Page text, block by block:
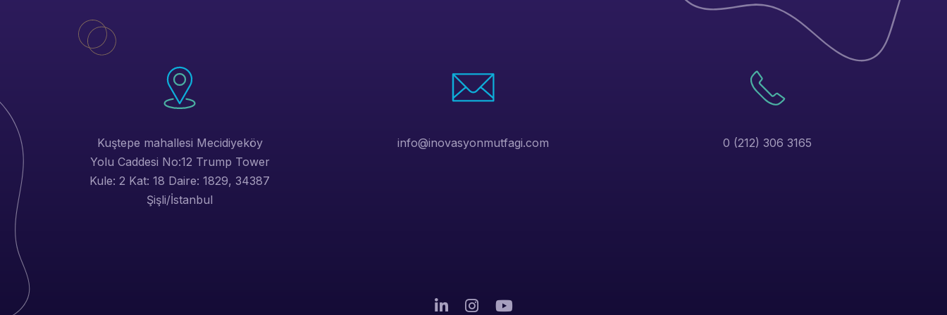
Kuştepe mahallesi Mecidiyeköy
Yolu Caddesi No:12 Trump Tower
Kule: 2 Kat: 18 Daire: 1829, 34387
Şişli/İstanbul
info@inovasyonmutfagi.com 0 (212) 306 3165